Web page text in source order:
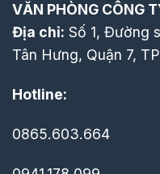
VĂN PHÒNG CÔNG
Địa chỉ: Số 1, Đường
Tân Hưng, Quận 7,
Hotline:
0865.603.664